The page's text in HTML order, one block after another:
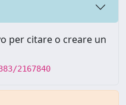
per citare o creare un
2167840